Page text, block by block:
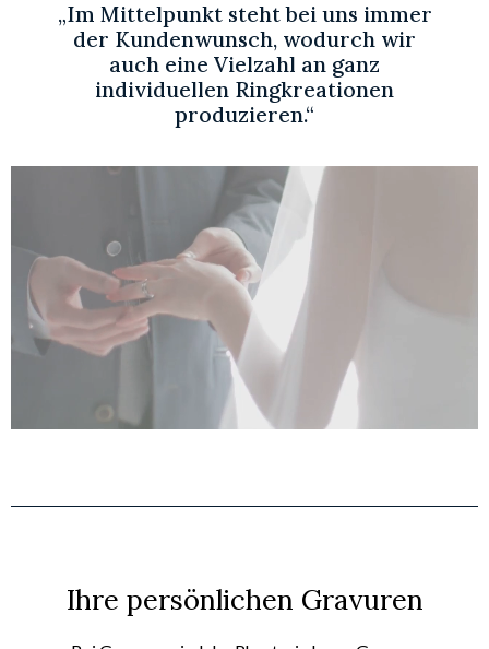
„Im Mittelpunkt steht bei uns immer
der Kundenwunsch, wodurch wir
auch eine Vielzahl an ganz
individuellen Ringkreationen
produzieren.“
Ihre persönlichen Gravuren